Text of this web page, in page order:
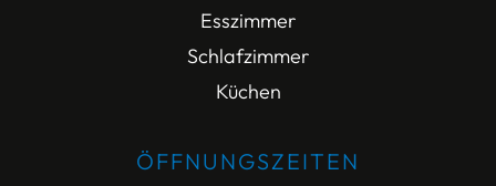
Esszimmer
Schlafzimmer
Küchen
ÖFFNUNGSZEITEN